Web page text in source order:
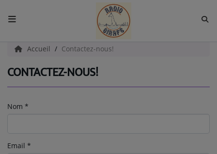
ACCUEIL
Radio
Accueil Contactez-nous!
CONTACTEZ-NOUS!
Nom *
Email *